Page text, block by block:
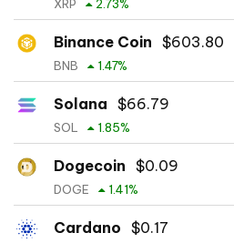
XRP 2.73%
Binance Coin $603.80
BNB 1.47%
Solana $66.79
SOL 1.85%
Dogecoin $0.09
DOGE 1.41%
Cardano $0.17